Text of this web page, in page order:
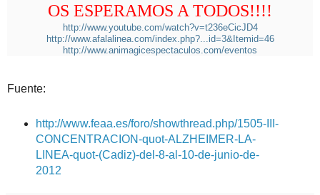
OS ESPERAMOS A TODOS!!!!
http://www.youtube.com/watch?v=t236eCicJD4
http://www.afalalinea.com/index.php?...id=3&Itemid=46
http://www.animagicespectaculos.com/eventos
Fuente:
http://www.feaa.es/foro/showthread.php/1505-III-
CONCENTRACION-quot-ALZHEIMER-LA-
LINEA-quot-(Cadiz)-del-8-al-10-de-junio-de-
2012